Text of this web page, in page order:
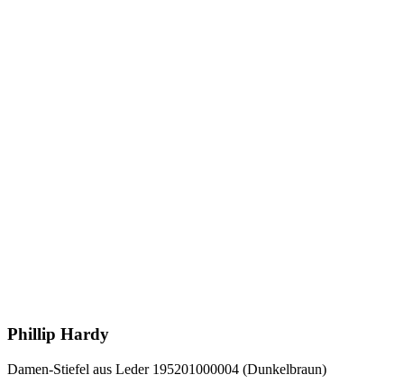
Phillip Hardy
Damen-Stiefel aus Leder 195201000004 (Dunkelbraun)